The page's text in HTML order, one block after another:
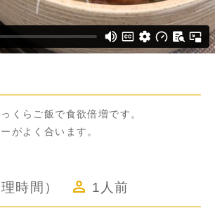
くらご飯で食欲倍増です。
がよく合います。
時間） 1人前